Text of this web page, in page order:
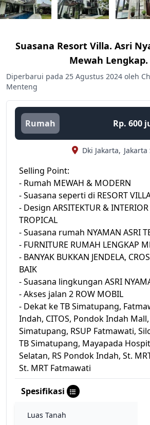
Suasana Resort Villa. Asri
Mewah Lengkap.
Diperbarui pada 25 Agustus 2024 oleh
Menteng
Rumah Rp. 600
Dki Jakarta,
Selling Point:
- Rumah MEWAH & MODERN
- Suasana seperti di RESORT
- Design ARSITEKTUR &
TROPICAL
- Suasana rumah NYAMAN ASRI
- FURNITURE RUMAH LENGKAP
- BANYAK BUKKAN JENDELA,
BAIK
- Suasana lingkungan ASRI
- Akses jalan 2 ROW MOBIL
- Dekat ke TB Simatupang,
Indah, CITOS, Pondok Indah Mall,
Simatupang, RSUP Fatmawati,
TB Simatupang, Mayapada
Selatan, RS Pondok Indah, St.
St. MRT Fatmawati
Spesifikasi
Luas Tanah